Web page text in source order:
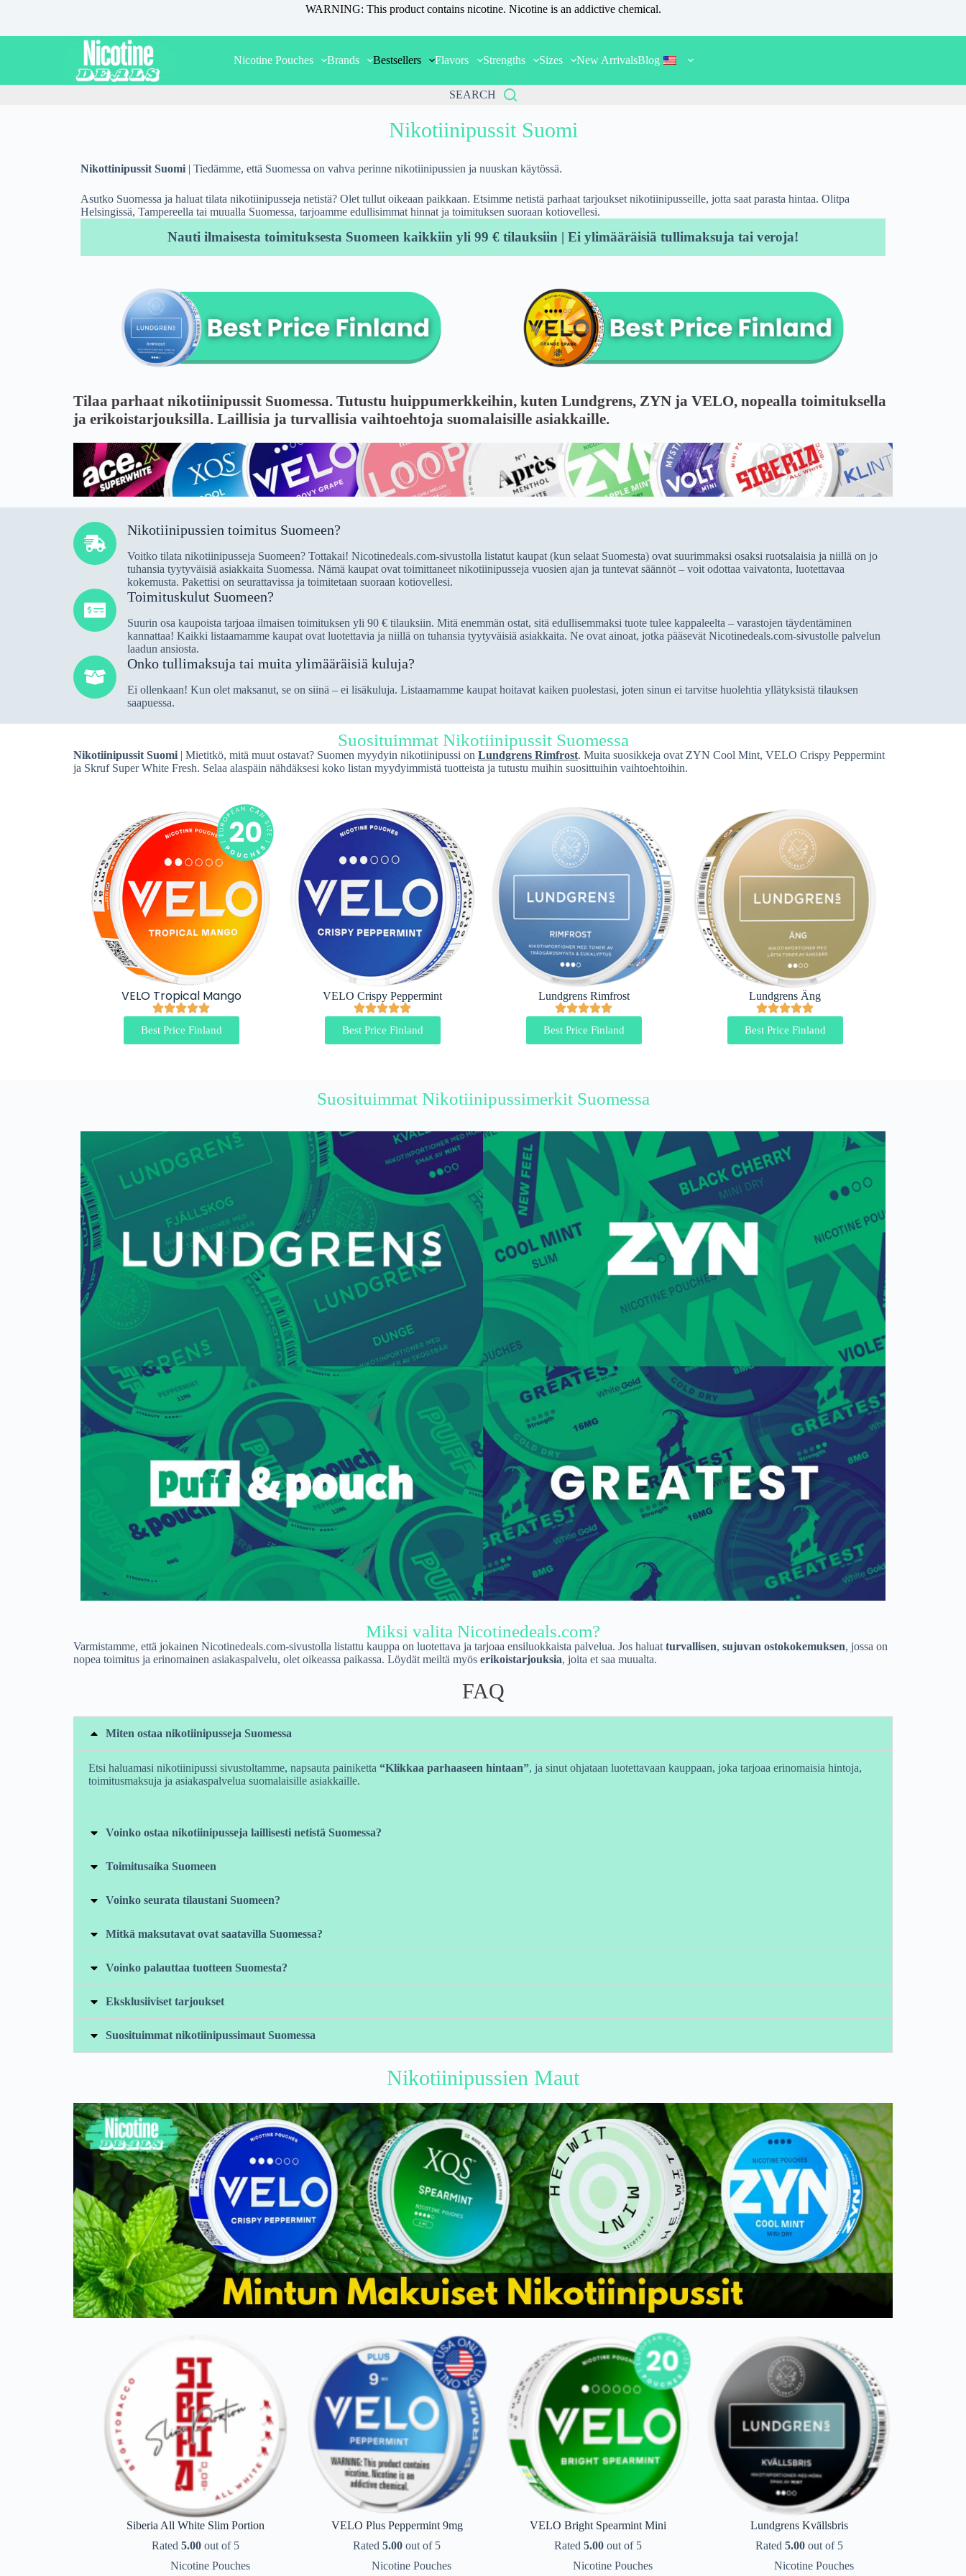
i
WARNING: This product contains nicotine. Nicotine is an addictive chemical.
Nicotine Pouches Brands Bestsellers Flavors Strengths Sizes New ArrivalsBlog
SEARCH
Nikotiinipussit Suomi
Nikottinipussit Suomi | Tiedämme, että Suomessa on vahva perinne nikotiinipussien ja nuuskan käytössä.
Asutko Suomessa ja haluat tilata nikotiinipusseja netistä? Olet tullut oikeaan paikkaan. Etsimme netistä parhaat tarjoukset nikotiinipusseille, jotta saat parasta hintaa. Olitpa
Helsingissä, Tampereella tai muualla Suomessa, tarjoamme edullisimmat hinnat ja toimituksen suoraan kotiovellesi.
Nauti ilmaisesta toimituksesta Suomeen kaikkiin yli 99 € tilauksiin | Ei ylimääräisiä tullimaksuja tai veroja!
Tilaa parhaat nikotiinipussit Suomessa. Tutustu huippumerkkeihin, kuten Lundgrens, ZYN ja VELO, nopealla toimituksella
ja erikoistarjouksilla. Laillisia ja turvallisia vaihtoehtoja suomalaisille asiakkaille.
Nikotiinipussien toimitus Suomeen?
Voitko tilata nikotiinipusseja Suomeen? Tottakai! Nicotinedeals.com-sivustolla listatut kaupat (kun selaat Suomesta) ovat suurimmaksi osaksi ruotsalaisia ja niillä on jo
tuhansia tyytyväisiä asiakkaita Suomessa. Nämä kaupat ovat toimittaneet nikotiinipusseja vuosien ajan ja tuntevat säännöt – voit odottaa vaivatonta, luotettavaa
kokemusta. Pakettisi on seurattavissa ja toimitetaan suoraan kotiovellesi.
Toimituskulut Suomeen?
Suurin osa kaupoista tarjoaa ilmaisen toimituksen yli 90 € tilauksiin. Mitä enemmän ostat, sitä edullisemmaksi tuote tulee kappaleelta – varastojen täydentäminen
kannattaa! Kaikki listaamamme kaupat ovat luotettavia ja niillä on tuhansia tyytyväisiä asiakkaita. Ne ovat ainoat, jotka pääsevät Nicotinedeals.com-sivustolle palvelun
laadun ansiosta.
Onko tullimaksuja tai muita ylimääräisiä kuluja?
Ei ollenkaan! Kun olet maksanut, se on siinä – ei lisäkuluja. Listaamamme kaupat hoitavat kaiken puolestasi, joten sinun ei tarvitse huolehtia yllätyksistä tilauksen
saapuessa.
Suosituimmat Nikotiinipussit Suomessa
Nikotiinipussit Suomi | Mietitkö, mitä muut ostavat? Suomen myydyin nikotiinipussi on Lundgrens Rimfrost. Muita suosikkeja ovat ZYN Cool Mint, VELO Crispy Peppermint
ja Skruf Super White Fresh. Selaa alaspäin nähdäksesi koko listan myydyimmistä tuotteista ja tutustu muihin suosittuihin vaihtoehtoihin.
VELO Tropical Mango
Best Price Finland
VELO Crispy Peppermint
Best Price Finland
Lundgrens Rimfrost
Best Price Finland
Lundgrens Äng
Best Price Finland
Suosituimmat Nikotiinipussimerkit Suomessa
Miksi valita Nicotinedeals.com?
Varmistamme, että jokainen Nicotinedeals.com-sivustolla listattu kauppa on luotettava ja tarjoaa ensiluokkaista palvelua. Jos haluat turvallisen, sujuvan ostokokemuksen, jossa on
nopea toimitus ja erinomainen asiakaspalvelu, olet oikeassa paikassa. Löydät meiltä myös erikoistarjouksia, joita et saa muualta.
FAQ
Miten ostaa nikotiinipusseja Suomessa
Etsi haluamasi nikotiinipussi sivustoltamme, napsauta painiketta “Klikkaa parhaaseen hintaan”, ja sinut ohjataan luotettavaan kauppaan, joka tarjoaa erinomaisia hintoja,
toimitusmaksuja ja asiakaspalvelua suomalaisille asiakkaille.
Voinko ostaa nikotiinipusseja laillisesti netistä Suomessa?
Toimitusaika Suomeen
Voinko seurata tilaustani Suomeen?
Mitkä maksutavat ovat saatavilla Suomessa?
Voinko palauttaa tuotteen Suomesta?
Eksklusiiviset tarjoukset
Suosituimmat nikotiinipussimaut Suomessa
Nikotiinipussien Maut
Siberia All White Slim Portion
Rated 5.00 out of 5
Nicotine Pouches
VELO Plus Peppermint 9mg
Rated 5.00 out of 5
Nicotine Pouches
VELO Bright Spearmint Mini
Rated 5.00 out of 5
Nicotine Pouches
Lundgrens Kvällsbris
Rated 5.00 out of 5
Nicotine Pouches